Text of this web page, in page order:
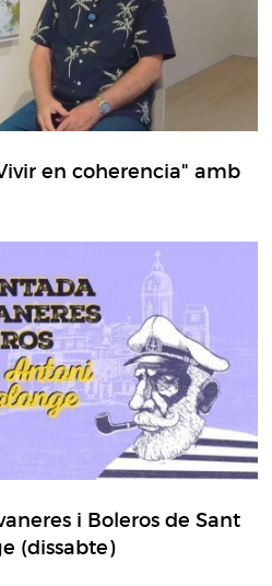
en coherencia" amb
i Boleros de Sant
(dissabte)